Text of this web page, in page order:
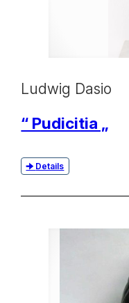
Ludwig Dasio
“ Pudicitia „
Details